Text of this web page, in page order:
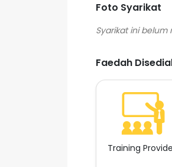
Foto Syarikat
Faedah
Training